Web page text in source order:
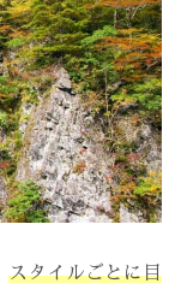
スタイルごとに目